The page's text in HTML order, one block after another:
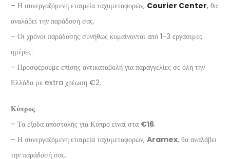
– Η συνεργαζόμενη εταιρεία ταχυμεταφορών, Courier Center, θα
αναλάβει την παράδοσή σας.
– Οι χρόνοι παράδοσης συνήθως κυμαίνονται από 1-3 εργάσιμες
ημέρες.
– Προσφέρουμε επίσης αντικαταβολή για παραγγελίες σε όλη την
Ελλάδα με extra χρέωση €2.
Κύπρος
– Τα έξοδα αποστολής για Κύπρο είναι στα €16.
– Η συνεργαζόμενη εταιρεία ταχυμεταφορών, Aramex, θα αναλάβει
την παράδοσή σας.